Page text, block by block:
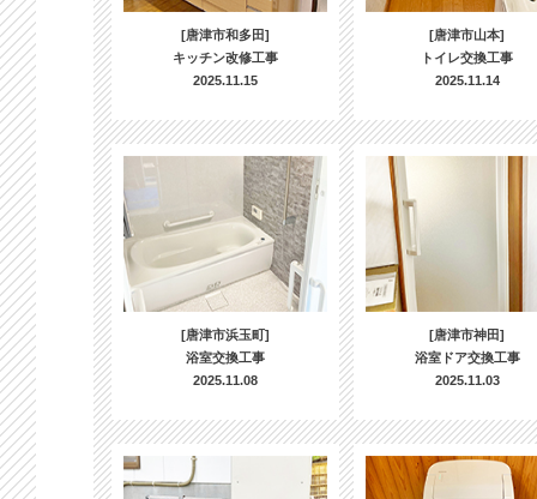
[唐津市和多田]
キッチン改修工事
2025.11.15
[唐津市山本]
トイレ交換工事
2025.11.14
[唐津市浜玉町]
浴室交換工事
2025.11.08
[唐津市神田]
浴室ドア交換工事
2025.11.03